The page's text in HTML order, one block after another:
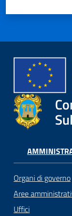
Organi di governo
Aree
Uffici